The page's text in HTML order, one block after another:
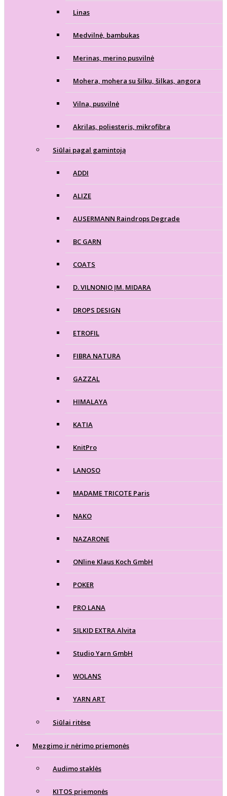
Linas
Medvilnė, bambukas
Merinas, merino pusvilnė
Mohera, mohera su šilku, šilkas, angora
Vilna, pusvilnė
Akrilas, poliesteris, mikrofibra
Siūlai pagal gamintoją
ADDI
ALIZE
AUSERMANN Raindrops Degrade
BC GARN
COATS
D. VILNONIO ĮM. MIDARA
DROPS DESIGN
ETROFIL
FIBRA NATURA
GAZZAL
HIMALAYA
KATIA
KnitPro
LANOSO
MADAME TRICOTE Paris
NAKO
NAZARONE
ONline Klaus Koch GmbH
POKER
PRO LANA
SILKID EXTRA Alvita
Studio Yarn GmbH
WOLANS
YARN ART
Siūlai ritėse
Mezgimo ir nėrimo priemonės
Audimo staklės
KITOS priemonės